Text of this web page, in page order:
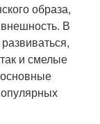
образа,
В
и смелые